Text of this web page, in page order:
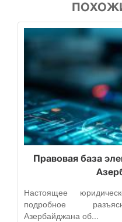
Правовая база
Настоящее
подробное
Азербайджана об...